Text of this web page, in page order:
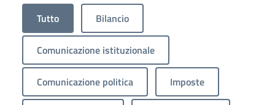
Tutto Bilancio
Comunicazione istituzionale
Comunicazione politica Imposte